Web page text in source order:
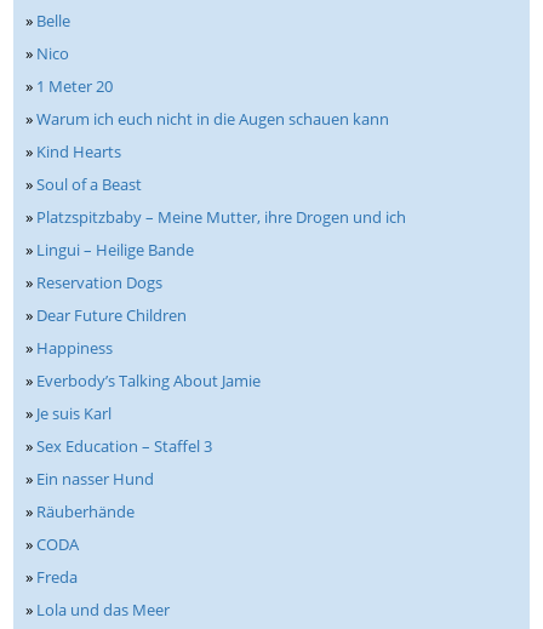
» Belle
» Nico
» 1 Meter 20
»Warum ich euch nicht in die Augen schauen kann
» Kind Hearts
»Soul of a Beast
» Platzspitzbaby – Meine Mutter, ihre Drogen und ich
» Lingui – Heilige Bande
» Reservation Dogs
» Dear Future Children
» Happiness
» Everbody’s Talking About Jamie
» Je suis Karl
»Sex Education – Staffel 3
» Ein nasser Hund
» Räuberhände
»CODA
» Freda
» Lola und das Meer